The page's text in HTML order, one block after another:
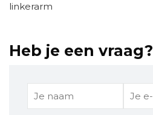
linkerarm
Heb je een vraag?